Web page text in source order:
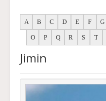
A B C D E F G
O P Q R S T
Jimin